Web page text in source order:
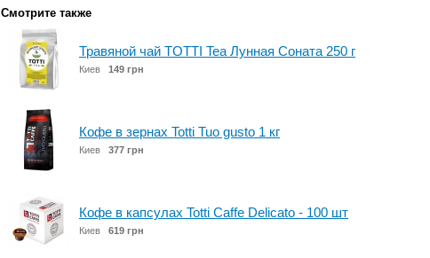
Смотрите также
Травяной чай TOTTI Tea Лунная Соната 250 г
Киев 149 грн
Кофе в зернах Totti Tuo gusto 1 кг
Киев 377 грн
Кофе в капсулах Totti Caffe Delicato - 100 шт
Киев 619 грн